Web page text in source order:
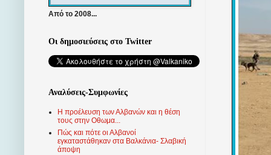
Από το 2008...
Οι δημοσιεύσεις στο Twitter
Αναλύσεις-Συμφωνίες
Η προέλευση των Αλβανών και η θέση
τους στην Οθωμα...
Πώς και πότε οι Αλβανοί
εγκαταστάθηκαν στα Βαλκάνια- Σλαβική
άποψη